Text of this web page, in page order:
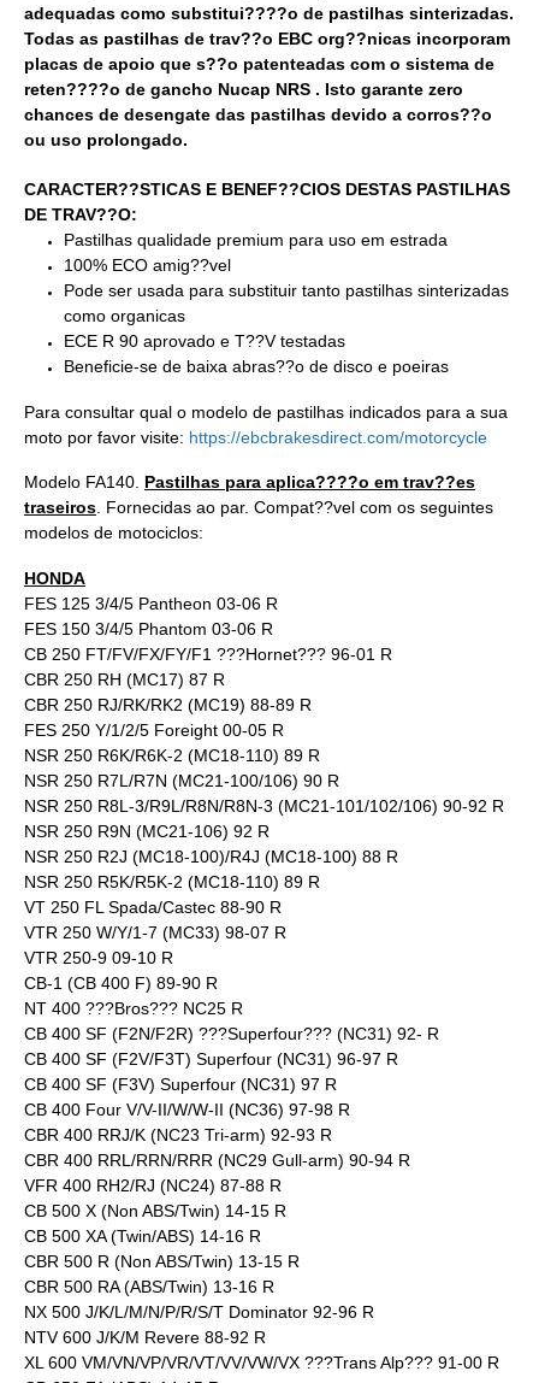
adequadas como substitui????o de pastilhas sinterizadas.
Todas as pastilhas de trav??o EBC org??nicas incorporam
placas de apoio que s??o patenteadas com o sistema de
reten????o de gancho Nucap NRS . Isto garante zero
chances de desengate das pastilhas devido a corros??o
ou uso prolongado.
CARACTER??STICAS E BENEF??CIOS DESTAS PASTILHAS
DE TRAV??O:
Pastilhas qualidade premium para uso em estrada
100% ECO amig??vel
Pode ser usada para substituir tanto pastilhas sinterizadas
como organicas
ECE R 90 aprovado e T??V testadas
Beneficie-se de baixa abras??o de disco e poeiras
Para consultar qual o modelo de pastilhas indicados para a sua
moto por favor visite: https://ebcbrakesdirect.com/motorcycle
Modelo FA140. Pastilhas para aplica????o em trav??es
traseiros. Fornecidas ao par. Compat??vel com os seguintes
modelos de motociclos:
HONDA
FES 125 3/4/5 Pantheon 03-06 R
FES 150 3/4/5 Phantom 03-06 R
CB 250 FT/FV/FX/FY/F1 ???Hornet??? 96-01 R
CBR 250 RH (MC17) 87 R
CBR 250 RJ/RK/RK2 (MC19) 88-89 R
FES 250 Y/1/2/5 Foreight 00-05 R
NSR 250 R6K/R6K-2 (MC18-110) 89 R
NSR 250 R7L/R7N (MC21-100/106) 90 R
NSR 250 R8L-3/R9L/R8N/R8N-3 (MC21-101/102/106) 90-92 R
NSR 250 R9N (MC21-106) 92 R
NSR 250 R2J (MC18-100)/R4J (MC18-100) 88 R
NSR 250 R5K/R5K-2 (MC18-110) 89 R
VT 250 FL Spada/Castec 88-90 R
VTR 250 W/Y/1-7 (MC33) 98-07 R
VTR 250-9 09-10 R
CB-1 (CB 400 F) 89-90 R
NT 400 ???Bros??? NC25 R
CB 400 SF (F2N/F2R) ???Superfour??? (NC31) 92- R
CB 400 SF (F2V/F3T) Superfour (NC31) 96-97 R
CB 400 SF (F3V) Superfour (NC31) 97 R
CB 400 Four V/V-II/W/W-II (NC36) 97-98 R
CBR 400 RRJ/K (NC23 Tri-arm) 92-93 R
CBR 400 RRL/RRN/RRR (NC29 Gull-arm) 90-94 R
VFR 400 RH2/RJ (NC24) 87-88 R
CB 500 X (Non ABS/Twin) 14-15 R
CB 500 XA (Twin/ABS) 14-16 R
CBR 500 R (Non ABS/Twin) 13-15 R
CBR 500 RA (ABS/Twin) 13-16 R
NX 500 J/K/L/M/N/P/R/S/T Dominator 92-96 R
NTV 600 J/K/M Revere 88-92 R
XL 600 VM/VN/VP/VR/VT/VV/VW/VX ???Trans Alp??? 91-00 R